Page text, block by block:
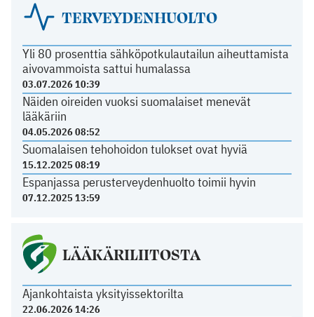
TERVEYDENHUOLTO
Yli 80 prosenttia sähköpotkulautailun aiheuttamista
aivovammoista sattui humalassa
03.07.2026 10:39
Näiden oireiden vuoksi suomalaiset menevät
lääkäriin
04.05.2026 08:52
Suomalaisen tehohoidon tulokset ovat hyviä
15.12.2025 08:19
Espanjassa perusterveydenhuolto toimii hyvin
07.12.2025 13:59
LÄÄKÄRILIITOSTA
Ajankohtaista yksityissektorilta
22.06.2026 14:26